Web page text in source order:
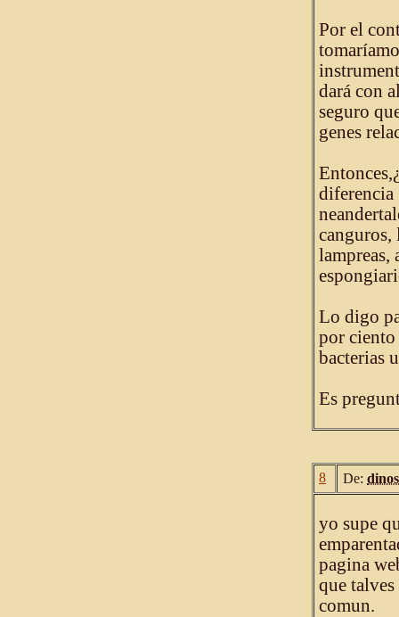
Por el
dará con
seguro
genes
diferencia
canguros,
lampreas,
Lo digo
por ciento
bacterias
Es
8 De:
yo supe
pagina
que
comun.